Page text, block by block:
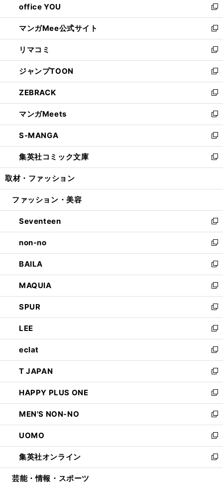
く
で
開
く
ィ
ン
ド
ウ
で
開
く
い
ウ
ィ
ン
ド
ウ
で
開
く
office YOU
新
し
い
ウ
ィ
ン
ド
ウ
で
開
く
マンガMee公式サイト
新
し
い
ウ
ィ
ン
ド
ウ
で
開
く
リマコミ
新
し
い
ウ
ィ
ン
ド
ウ
で
開
く
ジャンプTOON
新
し
い
ウ
ィ
ン
ド
ウ
で
開
ZEBRACK
新
し
い
ウ
ィ
ン
ド
ウ
開
マンガMeets
新
し
い
ウ
ィ
ン
ウ
開
く
S-MANGA
新
し
い
ウ
ン
ウ
で
開
く
集英社コミック文庫
新
し
ウ
ン
ド
ウ
で
開
く
取材・ファッション
ファッション・美容
Seventeen
新
し
い
ウ
ィ
ン
ド
ウ
で
開
く
non-no
新
し
い
ウ
ィ
ン
ド
ウ
で
開
く
BAILA
新
し
い
ウ
ィ
ン
ド
ウ
で
開
く
MAQUIA
新
し
い
ウ
ィ
ン
ド
ウ
で
開
く
SPUR
新
し
い
ウ
ィ
ン
ド
ウ
で
開
く
LEE
新
し
い
ウ
ィ
ン
ド
ウ
で
開
く
eclat
新
し
い
ウ
ィ
ン
ド
ウ
で
開
く
T JAPAN
新
し
い
ウ
ィ
ン
ド
ウ
で
開
HAPPY PLUS ONE
新
し
い
ウ
ィ
ン
ド
ウ
MEN'S NON-NO
新
し
い
ウ
ィ
ン
UOMO
新
し
い
ウ
集英社オンライン
新
し
芸能・情報・スポーツ